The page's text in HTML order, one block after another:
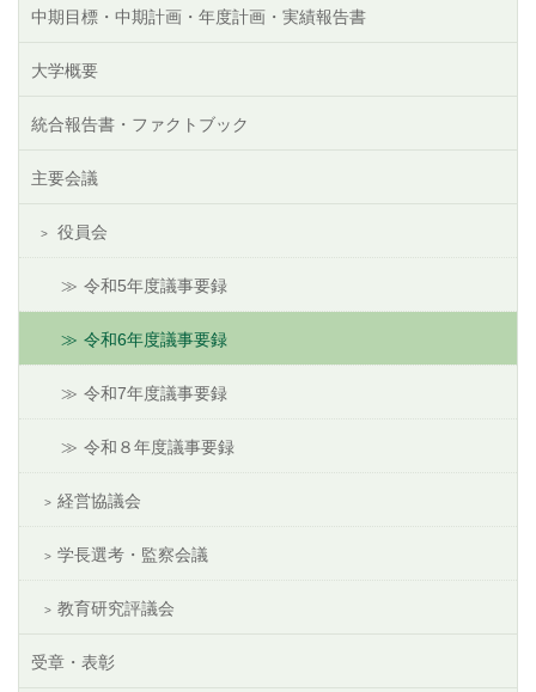
中期目標・中期計画・年度計画・実績報告書
大学概要
統合報告書・ファクトブック
主要会議
役員会
令和5年度議事要録
令和6年度議事要録
令和7年度議事要録
令和８年度議事要録
経営協議会
学長選考・監察会議
教育研究評議会
受章・表彰